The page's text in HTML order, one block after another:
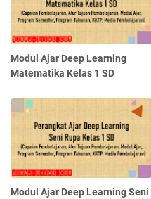
Modul Ajar Deep Learning
Matematika Kelas 1 SD
Modul Ajar Deep Learning Seni